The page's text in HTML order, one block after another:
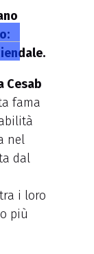
Cesab
fama
nel
dal
i loro
più